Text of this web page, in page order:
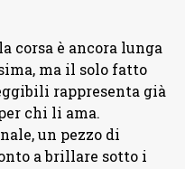
corsa è ancora lunga
ma il solo fatto
rappresenta già
chi li ama.
un pezzo di
a brillare sotto i